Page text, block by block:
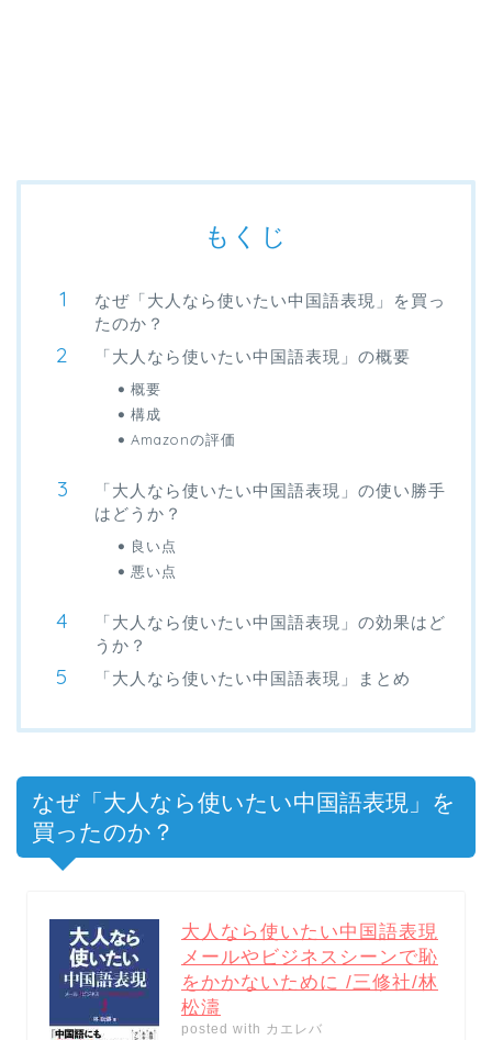
もくじ
なぜ「大人なら使いたい中国語表現」を買っ
たのか？
「大人なら使いたい中国語表現」の概要
概要
構成
Amazonの評価
「大人なら使いたい中国語表現」の使い勝手
はどうか？
良い点
悪い点
「大人なら使いたい中国語表現」の効果はど
うか？
「大人なら使いたい中国語表現」まとめ
なぜ「大人なら使いたい中国語表現」を
買ったのか？
大人なら使いたい中国語表現
メールやビジネスシーンで恥
をかかないために /三修社/林
松濤
posted with カエレバ